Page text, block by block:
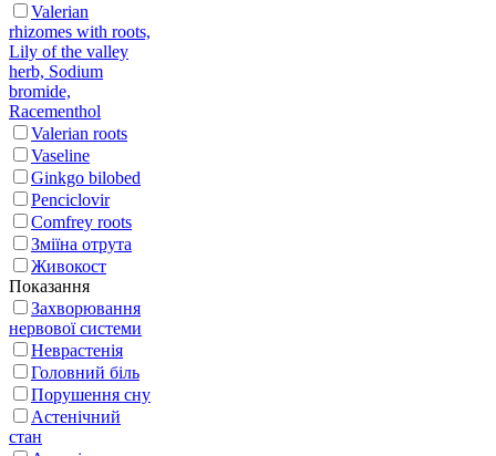
Valerian
rhizomes with roots,
Lily of the valley
herb, Sodium
bromide,
Racementhol
Valerian roots
Vaseline
Ginkgo bilobed
Penciclovir
Сomfrey roots
Зміїна отрута
Живокост
Показання
Захворювання
нервової системи
Неврастенія
Головний біль
Порушення сну
Астенічний
стан